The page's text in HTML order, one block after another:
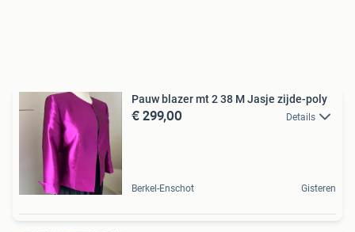
Pauw blazer mt 2 38 M Jasje zijde-poly
€ 299,00 Details
Berkel-Enschot Gisteren